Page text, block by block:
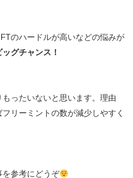
のハードルが高いなどの悩みが
ッグチャンス！
ったいないと思います。理由
リーミントの数が減少しやすく
を参考にどうぞ